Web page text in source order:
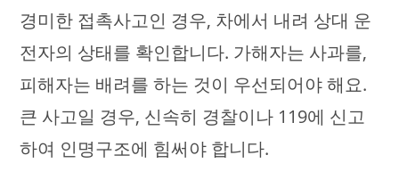
경미한 접촉사고인 경우, 차에서 내려 상대 운
전자의 상태를 확인합니다. 가해자는 사과를,
피해자는 배려를 하는 것이 우선되어야 해요.
큰 사고일 경우, 신속히 경찰이나 119에 신고
하여 인명구조에 힘써야 합니다.